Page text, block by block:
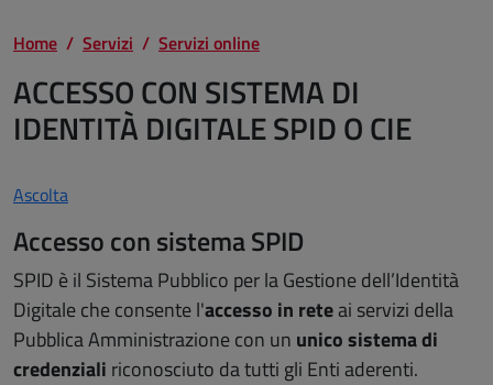
Home Servizi Servizi online
ACCESSO CON SISTEMA DI
IDENTITÀ DIGITALE SPID O CIE
Ascolta
Accesso con sistema SPID
SPID è il Sistema Pubblico per la Gestione dell’Identità
Digitale che consente l'accesso in reteai servizi della
Pubblica Amministrazione con un unico sistema di
credenziali riconosciuto da tutti gli Enti aderenti.